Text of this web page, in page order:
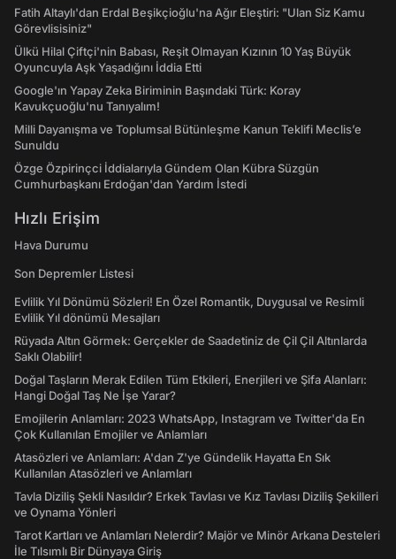
Fatih Altaylı'dan Erdal Beşikçioğlu'na Ağır Eleştiri: "Ulan Siz Kamu
Görevlisisiniz"
Ülkü Hilal Çiftçi'nin Babası, Reşit Olmayan Kızının 10 Yaş Büyük
Oyuncuyla Aşk Yaşadığını İddia Etti
Google'ın Yapay Zeka Biriminin Başındaki Türk: Koray
Kavukçuoğlu'nu Tanıyalım!
Milli Dayanışma ve Toplumsal Bütünleşme Kanun Teklifi Meclis’e
Sunuldu
Özge Özpirinçci İddialarıyla Gündem Olan Kübra Süzgün
Cumhurbaşkanı Erdoğan'dan Yardım İstedi
Hızlı Erişim
Hava Durumu
Son Depremler Listesi
Evlilik Yıl Dönümü Sözleri! En Özel Romantik, Duygusal ve Resimli
Evlilik Yıl dönümü Mesajları
Rüyada Altın Görmek: Gerçekler de Saadetiniz de Çil Çil Altınlarda
Saklı Olabilir!
Doğal Taşların Merak Edilen Tüm Etkileri, Enerjileri ve Şifa Alanları:
Hangi Doğal Taş Ne İşe Yarar?
Emojilerin Anlamları: 2023 WhatsApp, Instagram ve Twitter'da En
Çok Kullanılan Emojiler ve Anlamları
Atasözleri ve Anlamları: A'dan Z'ye Gündelik Hayatta En Sık
Kullanılan Atasözleri ve Anlamları
Tavla Diziliş Şekli Nasıldır? Erkek Tavlası ve Kız Tavlası Diziliş Şekilleri
ve Oynama Yönleri
Tarot Kartları ve Anlamları Nelerdir? Majör ve Minör Arkana Desteleri
İle Tılsımlı Bir Dünyaya Giriş